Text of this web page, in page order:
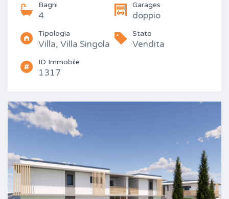
Bagni
4
Garages
doppio
Tipologia
Villa, Villa Singola
Stato
Vendita
ID Immobile
1317